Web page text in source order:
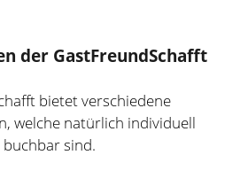
Technik, hilfreiche Tipps sowie
der GastFreundSchafft
bietet verschiedene
welche natürlich individuell
sind.